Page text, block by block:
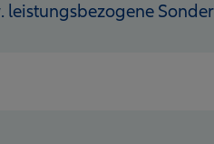
leistungsbezogene